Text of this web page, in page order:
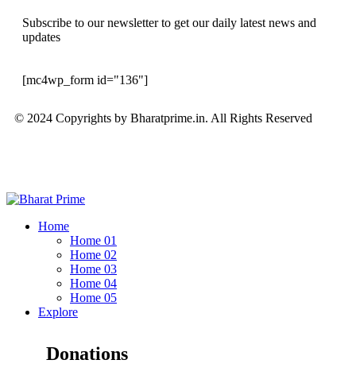
Subscribe to our newsletter to get our daily latest news and
updates
[mc4wp_form id="136"]
© 2024 Copyrights by Bharatprime.in. All Rights Reserved
Home
Home 01
Home 02
Home 03
Home 04
Home 05
Explore
Donations